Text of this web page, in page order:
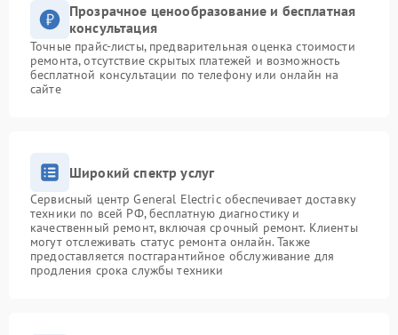
Прозрачное ценообразование и бесплатная
консультация
Точные прайс-листы, предварительная оценка стоимости
ремонта, отсутствие скрытых платежей и возможность
бесплатной консультации по телефону или онлайн на
сайте
Широкий спектр услуг
Сервисный центр General Electric обеспечивает доставку
техники по всей РФ, бесплатную диагностику и
качественный ремонт, включая срочный ремонт. Клиенты
могут отслеживать статус ремонта онлайн. Также
предоставляется постгарантийное обслуживание для
продления срока службы техники